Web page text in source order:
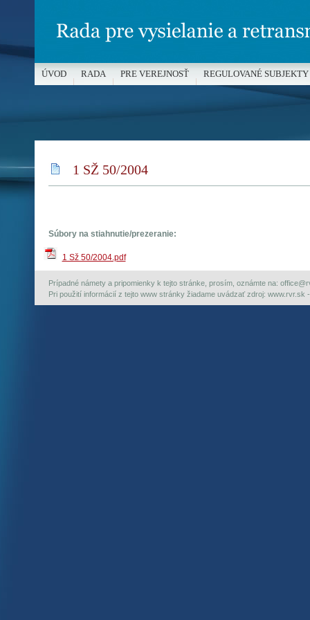
1 SŽ 50/2004
Súbory na stiahnutie/prezeranie:
1 Sž 50/2004.pdf
Prípadné námety a pripomienky k tejto stránke, prosím, oznámte na:
Pri použití informácií z tejto www stránky žiadame uvádzať zdroj: www.rvr.sk
ÚVOD RADA PRE VEREJNOSŤ REGULOVANÉ SUBJEKTY